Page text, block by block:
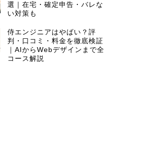
選｜在宅・確定申告・バレな
い対策も
侍エンジニアはやばい？評
判・口コミ・料金を徹底検証
｜AIからWebデザインまで全
コース解説